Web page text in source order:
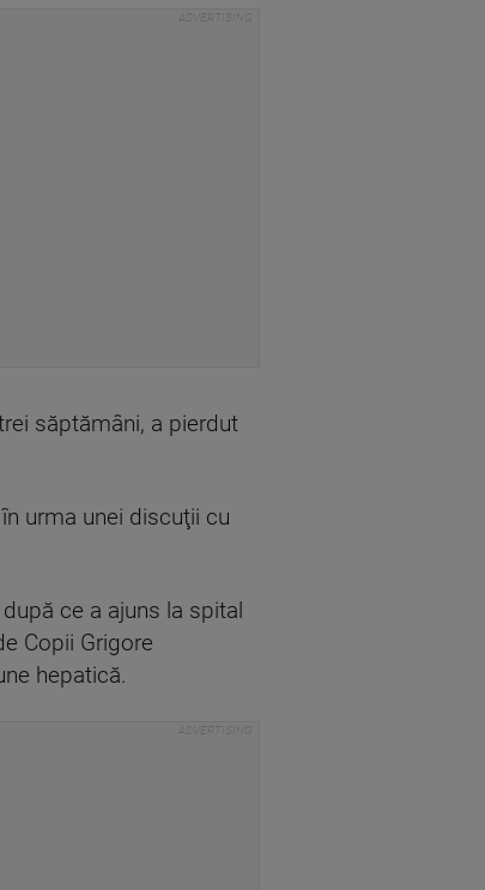
săptămâni, a pierdut
urma unei discuţii cu
ce a ajuns la spital
Copii Grigore
hepatică.